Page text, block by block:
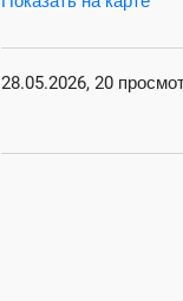
28.05.2026, 20